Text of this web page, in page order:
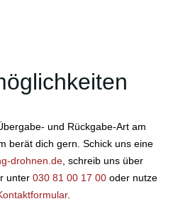
und Rückgabe-Art am
berät dich gern. Schick uns eine
drohnen.de, schreib uns über
unter 030 81 00 17 00oder nutze
.